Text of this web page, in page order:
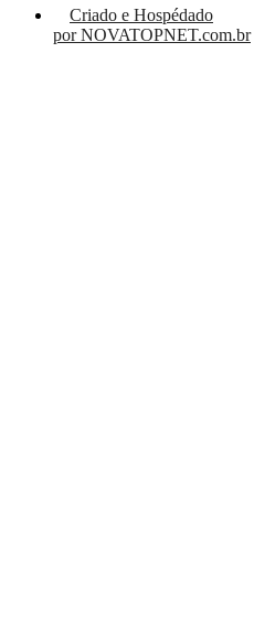
Criado e Hospédado
por NOVATOPNET.com.br